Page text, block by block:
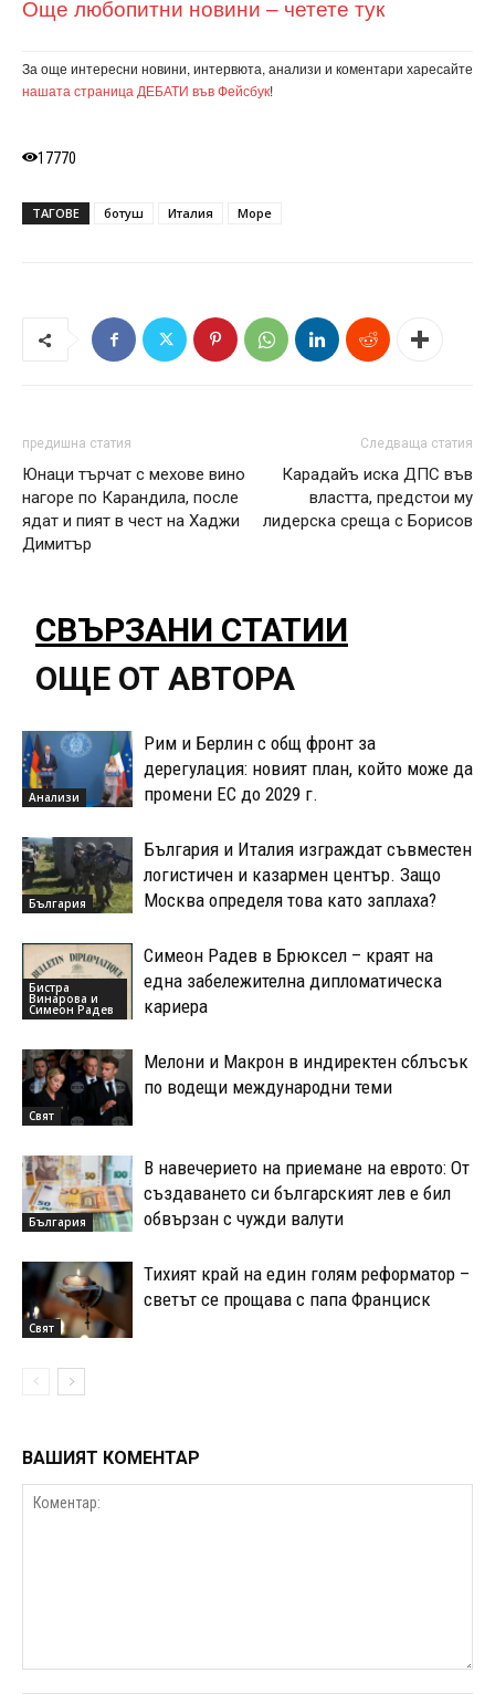
Още любопитни новини – четете тук
За още интересни новини, интервюта, анализи и коментари харесайте
нашата страница ДЕБАТИ във Фейсбук!
17770
ТАГОВЕ ботуш Италия Море
предишна статия
Юнаци търчат с мехове вино
нагоре по Карандила, после
ядат и пият в чест на Хаджи
Димитър
Следваща статия
Карадайъ иска ДПС във
властта, предстои му
лидерска среща с Борисов
СВЪРЗАНИ СТАТИИ
ОЩЕ ОТ АВТОРА
Анализи
Рим и Берлин с общ фронт за
дерегулация: новият план, който може да
промени ЕС до 2029 г.
България
България и Италия изграждат съвместен
логистичен и казармен център. Защо
Москва определя това като заплаха?
Бистра
Винарова и
Симеон Радев
Симеон Радев в Брюксел – краят на
една забележителна дипломатическа
кариера
Свят
Мелони и Макрон в индиректен сблъсък
по водещи международни теми
България
В навечерието на приемане на еврото: От
създаването си българският лев е бил
обвързан с чужди валути
Свят
Тихият край на един голям реформатор –
светът се прощава с папа Франциск
ВАШИЯТ КОМЕНТАР